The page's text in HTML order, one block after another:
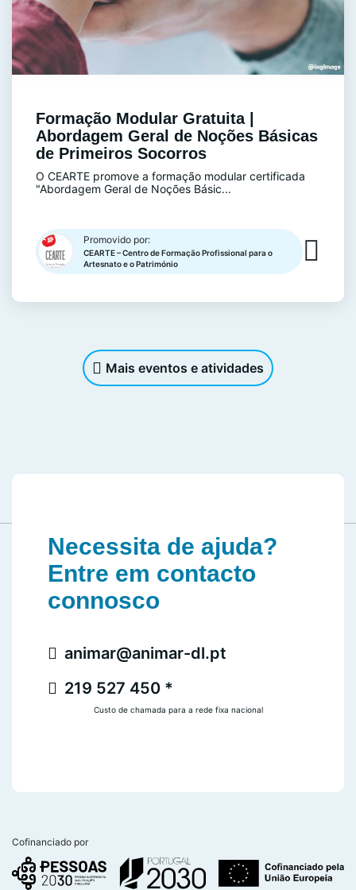
Formação Modular Gratuita |
Abordagem Geral de Noções Básicas
de Primeiros Socorros
O CEARTE promove a formação modular certificada
"Abordagem Geral de Noções Básic...
Promovido por:
CEARTE – Centro de Formação Profissional para o
Artesnato e o Património
Mais eventos e atividades
Necessita de ajuda?
Entre em contacto
connosco
219 527 450 *
animar@animar-dl.pt
Custo de chamada para a rede fixa nacional
Cofinanciado por